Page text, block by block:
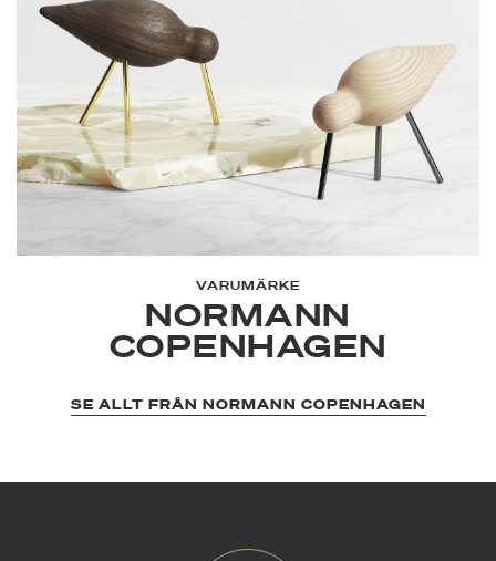
VARUMÄRKE
NORMANN
COPENHAGEN
SE ALLT FRÅN NORMANN COPENHAGEN